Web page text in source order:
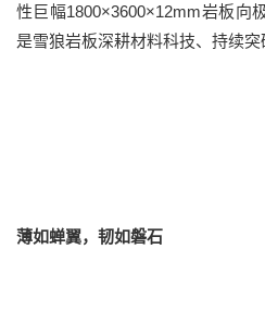
性巨幅1800×3600×12mm岩板向
是雪狼岩板深耕材料科技、持续突
薄如蝉翼，韧如磐石